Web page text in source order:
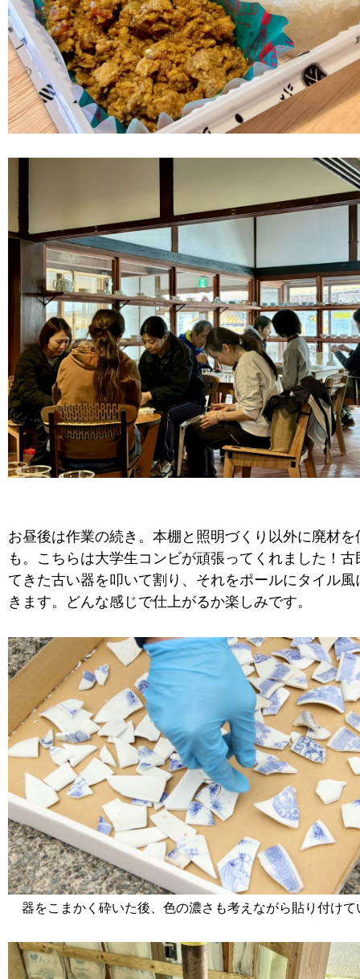
お昼後は作業の続き。本棚と照明づくり以外に廃材を
も。こちらは大学生コンビが頑張ってくれました！古
てきた古い器を叩いて割り、それをポールにタイル風
きます。どんな感じで仕上がるか楽しみです。
器をこまかく砕いた後、色の濃さも考えながら貼り付けて